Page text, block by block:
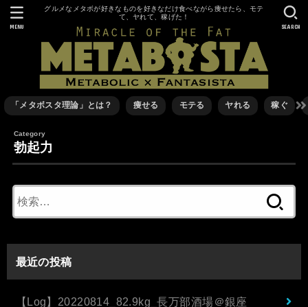
グルメなメタボが好きなものを好きなだけ食べながら痩せたら、モテ
て、ヤれて、稼げた！
「メタボスタ理論」とは？ 痩せる モテる ヤれる 稼ぐ
SEARCH
MENU
勃起力
索:
最近の投稿
【Log】20220814_82.9kg_長万部酒場＠銀座